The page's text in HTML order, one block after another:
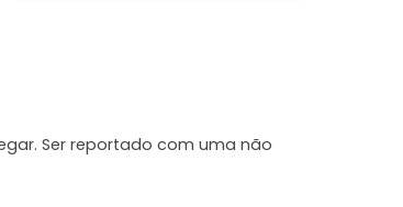
Ser reportado com uma não